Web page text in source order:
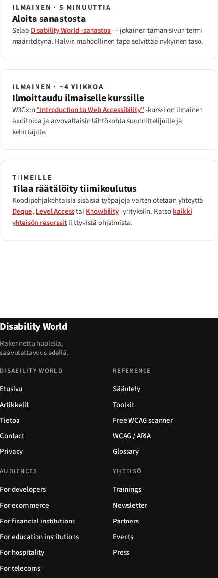
ILMAINEN · 5 MINUUTTIA
Aloita sanastosta
Selaa Disability World -sanastoa— jokainen tämän sivun termi
määriteltynä. Halvin mahdollinen tapa selvittää nykyinen taso.
ILMAINEN · ~4 VIIKKOA
Ilmoittaudu ilmaiselle kurssille
W3Cx:n "Introduction to Web Accessibility"-kurssi on ilmainen
auditoida ja arvovaltaisin lähtökohta suunnittelijoille ja
kehittäjille.
TIIMEILLE
Tilaa räätälöity tiimikoulutus
Koodipohjakohtaisia sisäisiä työpajoja varten otetaan yhteyttä
Deque,Level AccesstaiKnowbility-yrityksiin. Katsokaikki
yhteisön resurssitliittyvistä ohjelmista.
Disability World
Rakennettu huolella,
saavutettavuus edellä.
DISABILITY WORLD
Etusivu
Artikkelit
Tietoa
Contact
Privacy
REFERENCE
Sääntely
Toolkit
Free WCAG scanner
WCAG / ARIA
Glossary
AUDIENCES
For developers
For ecommerce
For financial institutions
For education institutions
For hospitality
For telecoms
YHTEISÖ
Trainings
Newsletter
Partners
Events
Press